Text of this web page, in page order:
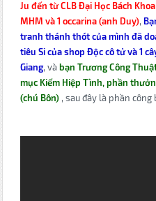
Ju đến từ CLB Đại Học Bách
MHM và 1 occarina (anh Duy),
tranh thánh thót của mình đã
tiêu Si của shop Độc cô tử và 1
Giang, vàbạn Trương Công
mục Kiếm Hiệp Tình, phần
(chú Bôn), sau đây là phần công